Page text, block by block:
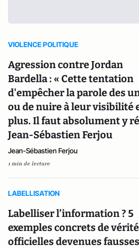
VIOLENCE POLITIQUE
Agression contre Jordan
Bardella : « Cette tentation
d'empêcher la parole des
ou de nuire à leur visibilité
plus. Il faut absolument y
Jean-Sébastien Ferjou
Jean-Sébastien Ferjou
1 min de lecture
LABELLISATION
Labelliser l’information ? 5
exemples concrets de
officielles devenues fausses